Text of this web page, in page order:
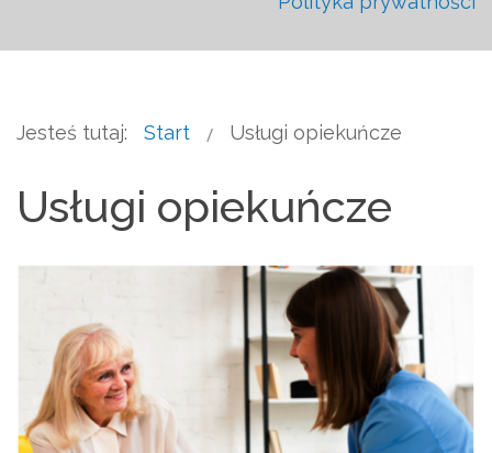
Jesteś tutaj: Start Usługi opiekuńcze
Usługi opiekuńcze